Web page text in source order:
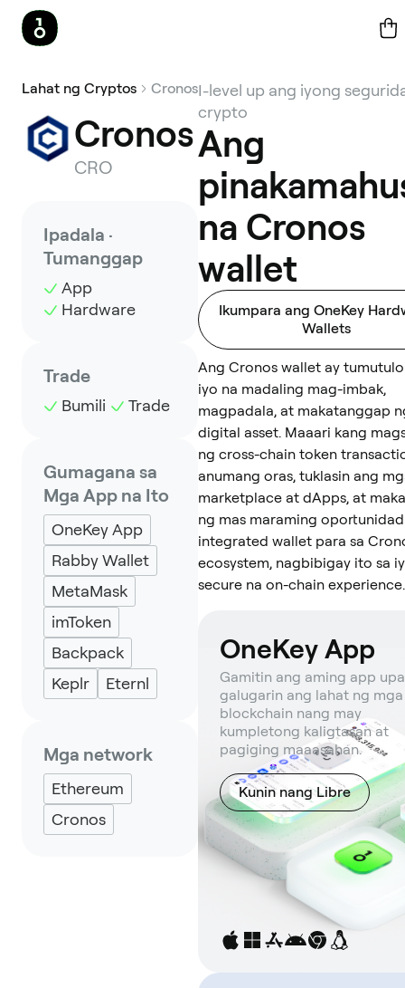
Lahat ng Cryptos Cronos
Cronos
CRO
Ipadala ·
Tumanggap
App
Hardware
Trade
Bumili Trade
Gumagana sa
Mga App na Ito
OneKey App
Rabby Wallet
MetaMask
imToken
Backpack
Keplr
Eternl
Mga network
Ethereum
Cronos
I-level up ang iyong
crypto
Ang
na Cronos
wallet
Ikumpara ang OneKey
Wallets
Ang Cronos wallet ay
iyo na madaling mag-imbak,
magpadala, at makatanggap
digital asset. Maaari kang
ng cross-chain token
anumang oras, tuklasin ang
marketplace at dApps, at
ng mas maraming
integrated wallet para sa
ecosystem, nagbibigay ito sa
secure na on-chain experience.
OneKey App
Gamitin ang aming app
galugarin ang lahat ng mga
blockchain nang may
kumpletong kaligtasan at
pagiging maaasahan.
Kunin nang Libre